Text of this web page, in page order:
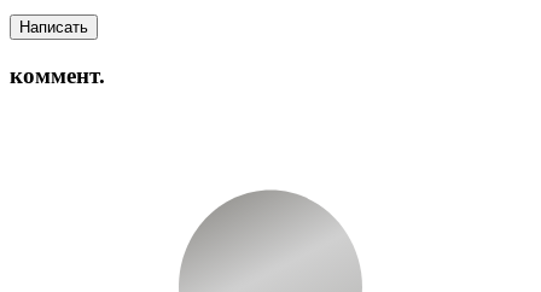
Написать
коммент.